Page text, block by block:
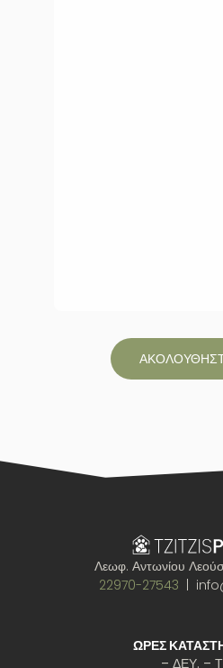
Λεωφ. Αντωνίου
22970-27543 |
ΩΡΕΣ
– ΔΕΥ. –